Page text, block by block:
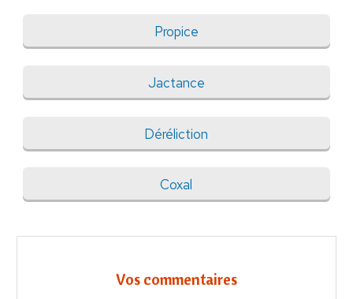
Propice
Jactance
Déréliction
Coxal
Vos commentaires